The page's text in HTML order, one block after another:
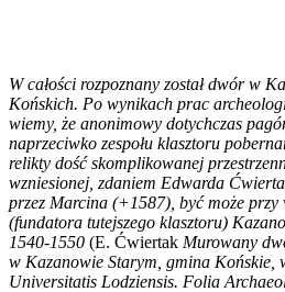
W całości rozpoznany został dwór w
Końskich. Po wynikach prac
wiemy, że anonimowy dotychczas
naprzeciwko zespołu klasztoru
relikty dość skomplikowanej
wzniesionej, zdaniem Edwarda
przez Marcina (+1587), być może przy
(fundatora tutejszego klasztoru)
1540-1550 (E. Ćwiertak Murowany
w Kazanowie Starym, gmina Końskie,
Universitatis Lodziensis. Folia